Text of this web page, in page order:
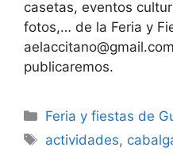
casetas, eventos
fotos,… de la Feria y
publicaremos.
Categorías
Feria y fiestas de
Etiquetas
actividades,